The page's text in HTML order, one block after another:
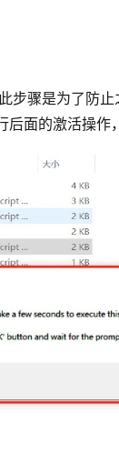
骤是为了防
面的激活操作